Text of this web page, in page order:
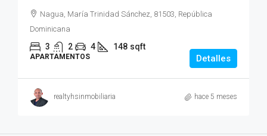
Nagua, María Trinidad Sánchez, 81503, República
Dominicana
3 2 4 148 sqft
APARTAMENTOS Detalles
realtyhsinmobiliaria hace 5 meses